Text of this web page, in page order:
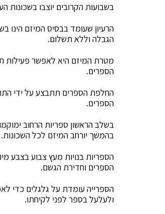
בשבועות הקרובים יוצבו בשכונות
הרעיון שעומד בבסיס המיזם הינו
הגבלה וללא תשלום.
מטרת המיזם היא לאפשר פעילות
הספרים.
החלפת הספרים תתבצע על ידי
הספרים.
בשלב הראשון ספריות הרחוב ימוקמו ב-4 שכונות
בהמשך יורחב המיזם לכל השכונות.
הספריות בנויות מעץ צבוע בצבע
הספרים וחדירת הגשם.
הספרייה עומדת על גלגלים כדי
ולעלעל בספר לפני לקיחתו.